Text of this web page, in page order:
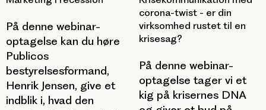
På denne webinar-
optagelse kan du høre
Publicos
bestyrelsesformand,
Henrik Jensen, give et
indblik i, hvad den
corona-twist - er din
virksomhed rustet til en
krisesag?
På denne webinar-
optagelse tager vi et
kig på krisernes DNA